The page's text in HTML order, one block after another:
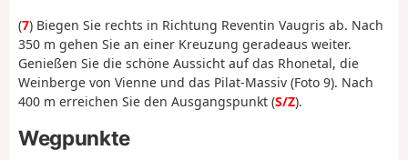
(7) Biegen Sie rechts in Richtung Reventin Vaugris ab. Nach
350 m gehen Sie an einer Kreuzung geradeaus weiter.
Genießen Sie die schöne Aussicht auf das Rhonetal, die
Weinberge von Vienne und das Pilat-Massiv (Foto 9). Nach
400 m erreichen Sie den Ausgangspunkt (S/Z).
Wegpunkte